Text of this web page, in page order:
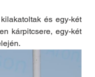
és egy-két
kárpitcsere, egy-két